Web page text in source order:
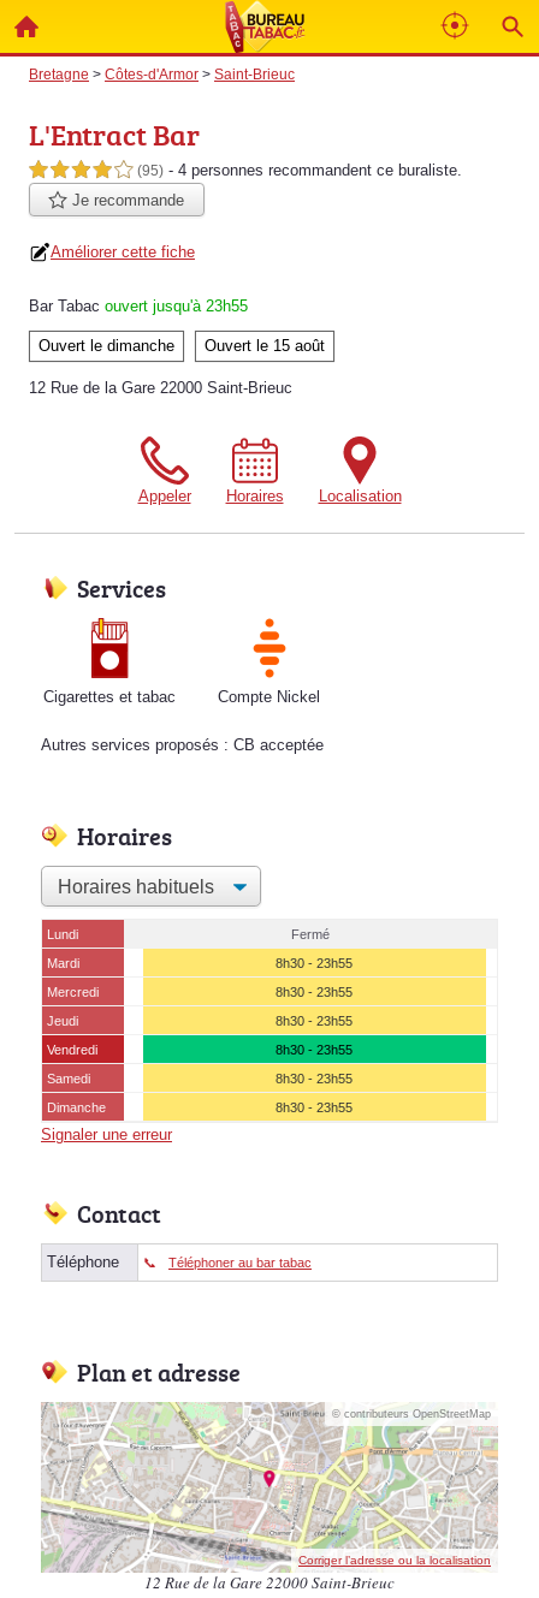
Bretagne > Côtes-d'Armor > Saint-Brieuc
L'Entract Bar
4,0 étoiles sur 5 (95) - 4 personnes recommandent ce buraliste.
Je recommande
Améliorer cette fiche
Bar Tabac ouvert jusqu'à 23h55
Ouvert le dimanche Ouvert le 15 août
12 Rue de la Gare 22000 Saint-Brieuc
Appeler Horaires Localisation
Services
Cigarettes et tabac Compte Nickel
Autres services proposés : CB acceptée
Horaires
Lundi
Fermé
Mardi
8h30 - 23h55
Mercredi
8h30 - 23h55
Jeudi
8h30 - 23h55
Vendredi
8h30 - 23h55
Samedi
8h30 - 23h55
Dimanche
8h30 - 23h55
Signaler une erreur
Contact
Téléphone Téléphoner au bar tabac
Plan et adresse
© contributeurs OpenStreetMap
Corriger l’adresse ou la localisation
12 Rue de la Gare 22000 Saint-Brieuc